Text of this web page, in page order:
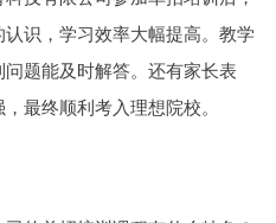
识，学习效率大幅提高。教学
题能及时解答。还有家长表
最终顺利考入理想院校。